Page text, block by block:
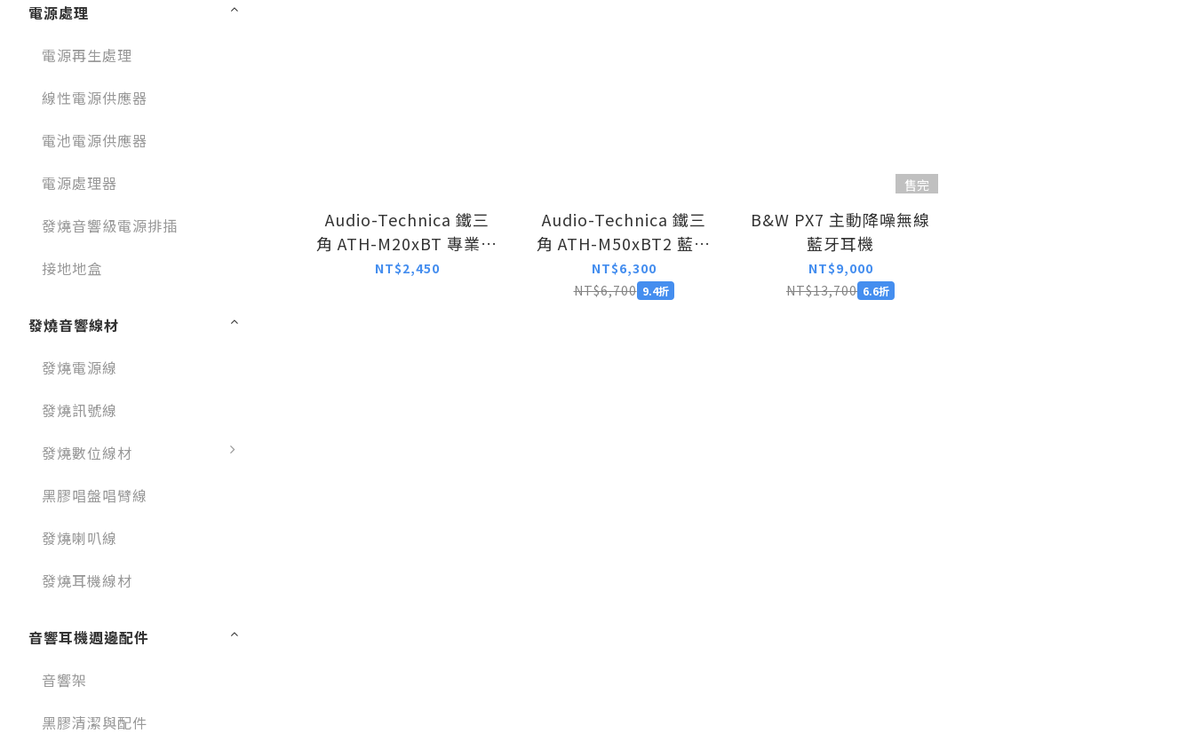
電源處理
電源再生處理
線性電源供應器
電池電源供應器
電源處理器
發燒音響級電源排插
接地地盒
發燒音響線材
發燒電源線
發燒訊號線
發燒數位線材
黑膠唱盤唱臂線
發燒喇叭線
發燒耳機線材
音響耳機週邊配件
音響架
黑膠清潔與配件
Audio-Technica 鐵三
角 ATH-M20xBT 專業監
聽藍牙無線耳機
NT$2,450
Audio-Technica 鐵三
角 ATH-M50xBT2 藍牙
無線耳罩式耳機
NT$6,300
NT$6,700 9.4折
售完
B&W PX7 主動降噪無線
藍牙耳機
NT$9,000
NT$13,700 6.6折